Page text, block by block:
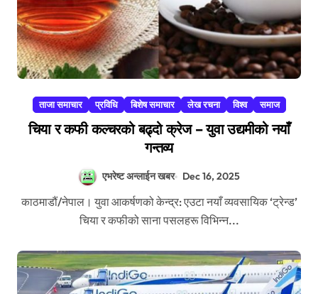
ताजा समाचार प्रविधि बिशेष समाचार लेख रचना विश्व समाज
चिया र कफी कल्चरको बढ्दो क्रेज – युवा उद्यमीको नयाँ
गन्तव्य
एभरेष्ट अन्लाईन खबर Dec 16, 2025
काठमाडौं/नेपाल। युवा आकर्षणको केन्द्र: एउटा नयाँ व्यवसायिक ‘ट्रेन्ड’
चिया र कफीको साना पसलहरू विभिन्न...